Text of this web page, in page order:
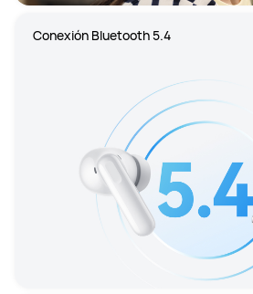
Conexión Bluetooth 5.4